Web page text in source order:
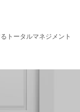
トータルマネジメント